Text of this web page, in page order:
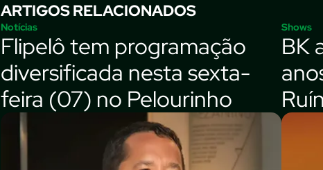
ARTIGOS RELACIONADOS
Notícias
Flipelô tem programação
diversificada nesta sexta-
feira (07) no Pelourinho
Shows
BK